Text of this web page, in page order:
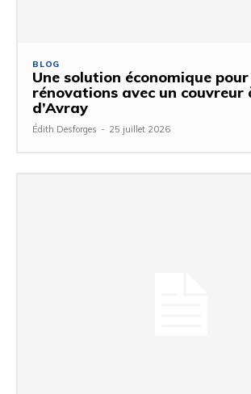
BLOG
Une solution économique
rénovations avec un couvreur
d’Avray
Édith Desforges - 25 juillet 2026